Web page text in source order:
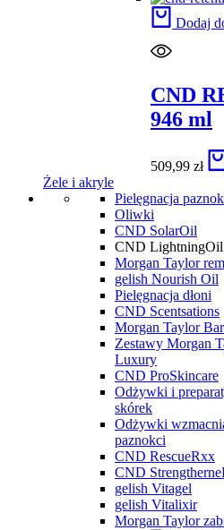
Dodaj
CND
946 ml
509,99 zł
Żele i akryle
Pielęgnacja
Oliwki
CND SolarOil
CND LightningOil
Morgan Taylor
gelish Nourish Oil
Pielęgnacja dłoni
CND Scentsations
Morgan Taylor
Zestawy Morgan
Luxury
CND ProSkincare
Odżywki i
skórek
Odżywki
paznokci
CND RescueRxx
CND
gelish Vitagel
gelish Vitalixir
Morgan Taylor